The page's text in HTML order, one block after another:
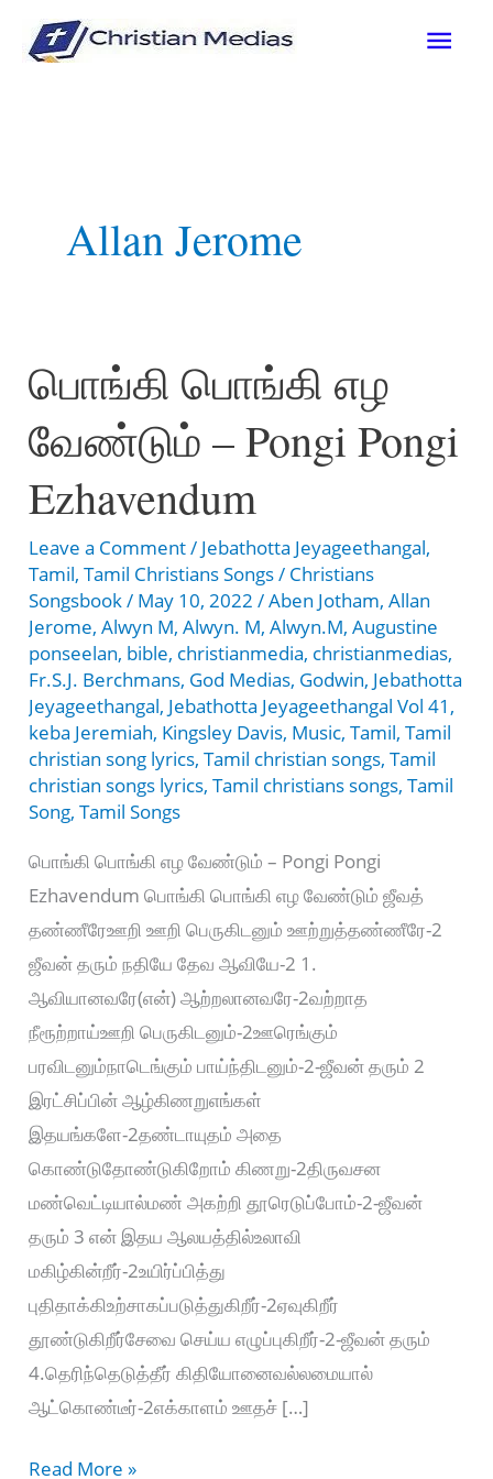
Allan Jerome
பொங்கி பொங்கி எழ
வேண்டும் – Pongi Pongi
Ezhavendum
Leave a Comment/ Jebathotta Jeyageethangal,
Tamil,Tamil Christians Songs/ Christians
Songsbook/ May 10, 2022/Aben Jotham,Allan
Jerome,Alwyn M,Alwyn. M,Alwyn.M,Augustine
ponseelan, bible, christianmedia, christianmedias,
Fr.S.J. Berchmans, God Medias, Godwin, Jebathotta
Jeyageethangal, Jebathotta Jeyageethangal Vol 41 ,
keba Jeremiah, Kingsley Davis, Music,Tamil,Tamil
christian song lyrics,Tamil christian songs,Tamil
christian songs lyrics,Tamil christians songs,Tamil
Song,Tamil Songs
பொங்கி பொங்கி எழ வேண்டும் – Pongi Pongi
Ezhavendum பொங்கி பொங்கி எழ வேண்டும் ஜீவத்
தண்ணீரேஊறி ஊறி பெருகிடனும் ஊற்றுத்தண்ணீரே-2
ஜீவன் தரும் நதியே தேவ ஆவியே-2 1.
ஆவியானவரே(என்) ஆற்றலானவரே-2வற்றாத
நீரூற்றாய்ஊறி பெருகிடனும்-2ஊரெங்கும்
பரவிடனும்நாடெங்கும் பாய்ந்திடனும்-2-ஜீவன் தரும் 2
இரட்சிப்பின் ஆழ்கிணறுஎங்கள்
இதயங்களே-2தண்டாயுதம் அதை
கொண்டுதோண்டுகிறோம் கிணறு-2திருவசன
மண்வெட்டியால்மண் அகற்றி தூரெடுப்போம்-2-ஜீவன்
தரும் 3 என் இதய ஆலயத்தில்உலாவி
மகிழ்கின்றீர்-2உயிர்ப்பித்து
புதிதாக்கிஉற்சாகப்படுத்துகிறீர்-2ஏவுகிறீர்
தூண்டுகிறீர்சேவை செய்ய எழுப்புகிறீர்-2-ஜீவன் தரும்
4.தெரிந்தெடுத்தீர் கிதியோனைவல்லமையால்
ஆட்கொண்டீர்-2எக்காளம் ஊதச் […]
பொங்கி
Read More »